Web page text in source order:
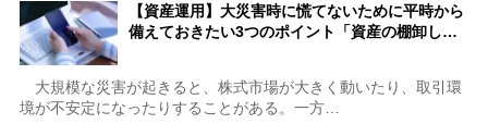
【資産運用】大災害時に慌てないために平時から
備えておきたい3つのポイント「資産の棚卸し…
大規模な災害が起きると、株式市場が大きく動いたり、取引環
境が不安定になったりすることがある。一方…